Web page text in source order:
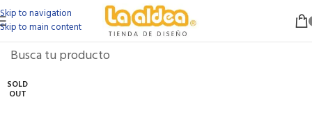
Skip to navigation
Skip to main content
SOLD
OUT